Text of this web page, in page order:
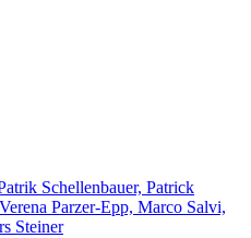
Schellenbauer, Patrick
Parzer-Epp, Marco Salvi,
Steiner